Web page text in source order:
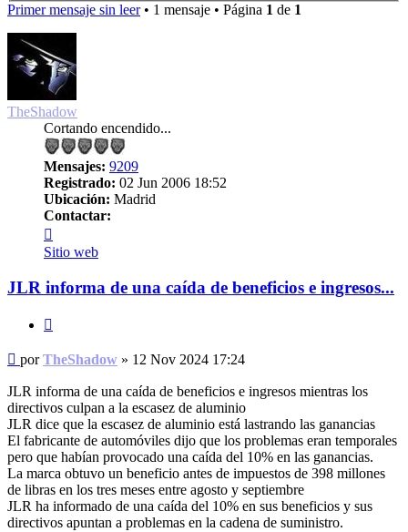
Primer mensaje sin leer• 1 mensaje • Página 1 de 1
TheShadow
Cortando encendido...
Mensajes: 9209
Registrado: 02 Jun 2006 18:52
Ubicación: Madrid
Contactar:
TheShadow
Sitio web
JLR informa de una caída de beneficios e ingresos...
Mensaje
sin
leer
porTheShadow » 12 Nov 2024 17:24
JLR informa de una caída de beneficios e ingresos mientras los
directivos culpan a la escasez de aluminio
JLR dice que la escasez de aluminio está lastrando las ganancias
El fabricante de automóviles dijo que los problemas eran temporales
pero que habían provocado una caída del 10% en las ganancias.
La marca obtuvo un beneficio antes de impuestos de 398 millones
de libras en los tres meses entre agosto y septiembre
JLR ha informado de una caída del 10% en sus beneficios y sus
directivos apuntan a problemas en la cadena de suministro.